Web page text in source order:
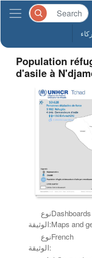
Population
d'asile à
نوع
الوثيقة:Maps and
نوع
الوثيقة:
French